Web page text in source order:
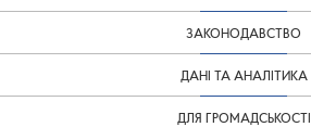
ЗАКОНОДАВСТВО
ДАНІ ТА АНАЛІТИКА
ДЛЯ ГРОМАДСЬКОСТІ